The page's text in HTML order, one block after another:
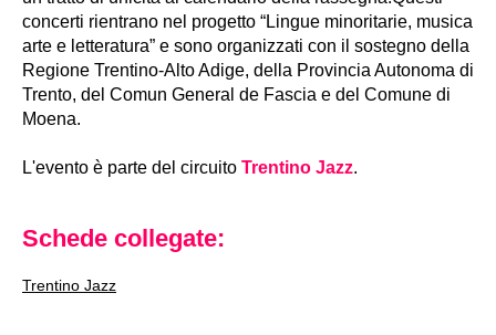
concerti rientrano nel progetto “Lingue minoritarie, musica
arte e letteratura” e sono organizzati con il sostegno della
Regione Trentino-Alto Adige, della Provincia Autonoma di
Trento, del Comun General de Fascia e del Comune di
Moena.
L'evento è parte del circuito Trentino Jazz.
Schede collegate:
Trentino Jazz